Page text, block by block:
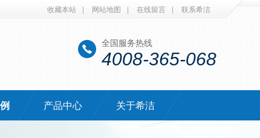
收藏本站 | 网站地图 | 在线留言 | 联系希洁
全国服务热线
4008-365-068
产品中心 关于希洁